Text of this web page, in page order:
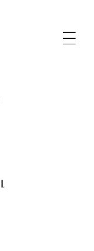
- التحكم في المهارات الحركية الدقيقة.